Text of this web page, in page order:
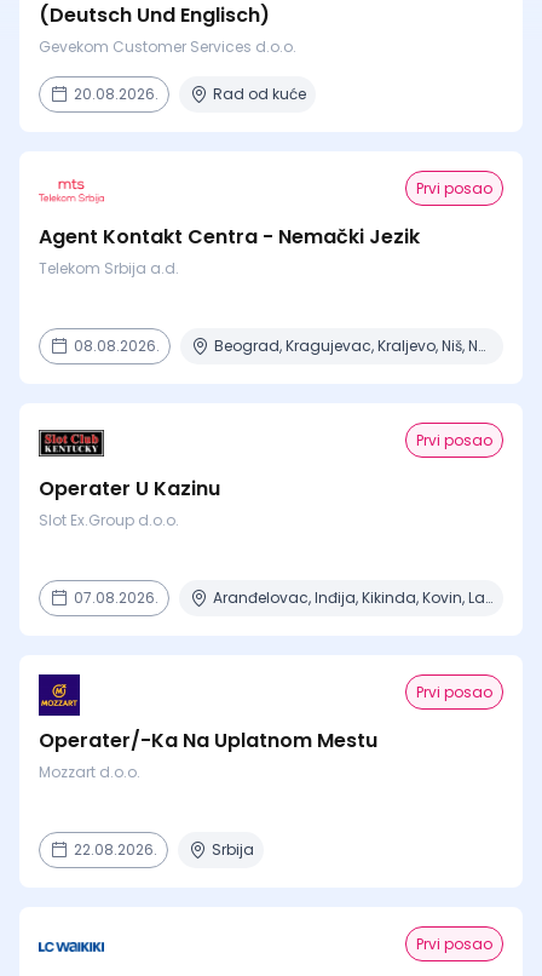
(Deutsch Und Englisch)
Gevekom Customer Services d.o.o.
20.08.2026. Rad od kuće
Prvi posao
Agent Kontakt Centra - Nemački Jezik
Telekom Srbija a.d.
08.08.2026. Beograd, Kragujevac, Kraljevo, Niš, Novi Sad + 2 mesta
Prvi posao
Operater U Kazinu
Slot Ex.Group d.o.o.
07.08.2026. Aranđelovac, Inđija, Kikinda, Kovin, Lazarevac + 12 mesta
Prvi posao
Operater/-Ka Na Uplatnom Mestu
Mozzart d.o.o.
22.08.2026. Srbija
Prvi posao